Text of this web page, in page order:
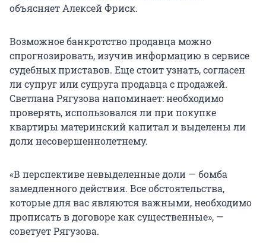
объясняет Алексей Фриск.
Возможное банкротство продавца можно
спрогнозировать, изучив информацию в сервисе
судебных приставов. Еще стоит узнать, согласен
ли супруг или супруга продавца с продажей.
Светлана Рягузова напоминает: необходимо
проверять, использовался ли при покупке
квартиры материнский капитал и выделены ли
доли несовершеннолетнему.
«В перспективе невыделенные доли — бомба
замедленного действия. Все обстоятельства,
которые для вас являются важными, необходимо
прописать в договоре как существенные», —
советует Рягузова.